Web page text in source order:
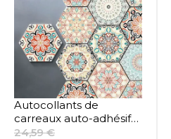
Autocollants de
carreaux auto-adhésifs
de style marocain,
24,59 €